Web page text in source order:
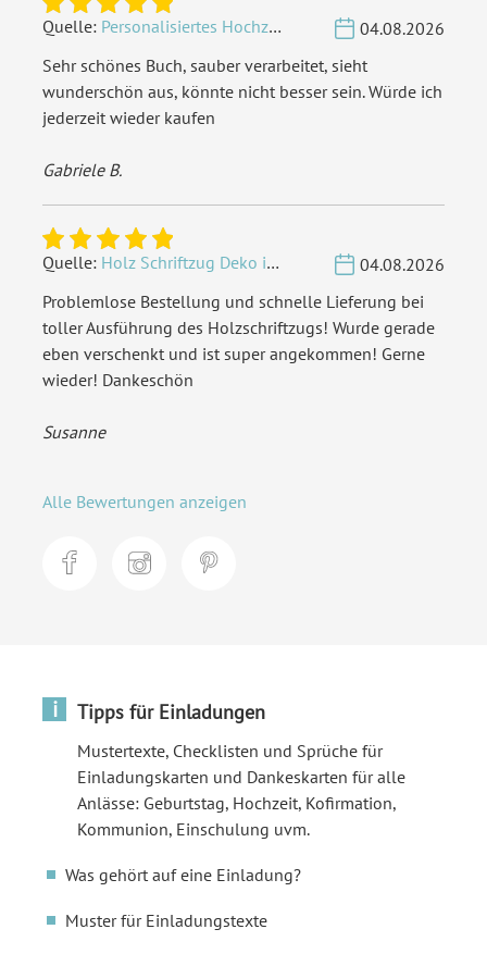
Quelle: Personalisiertes Hochzeit Gästebuch A4 - Herzbaum
04.08.2026
Sehr schönes Buch, sauber verarbeitet, sieht
wunderschön aus, könnte nicht besser sein. Würde ich
jederzeit wieder kaufen
Gabriele B.
Quelle: Holz Schriftzug Deko individuell - Wunschname
04.08.2026
Problemlose Bestellung und schnelle Lieferung bei
toller Ausführung des Holzschriftzugs! Wurde gerade
eben verschenkt und ist super angekommen! Gerne
wieder! Dankeschön
Susanne
Alle Bewertungen anzeigen
i Tipps für Einladungen
Mustertexte, Checklisten und Sprüche für
Einladungskarten und Dankeskarten für alle
Anlässe: Geburtstag, Hochzeit, Kofirmation,
Kommunion, Einschulung uvm.
Was gehört auf eine Einladung?
Muster für Einladungstexte